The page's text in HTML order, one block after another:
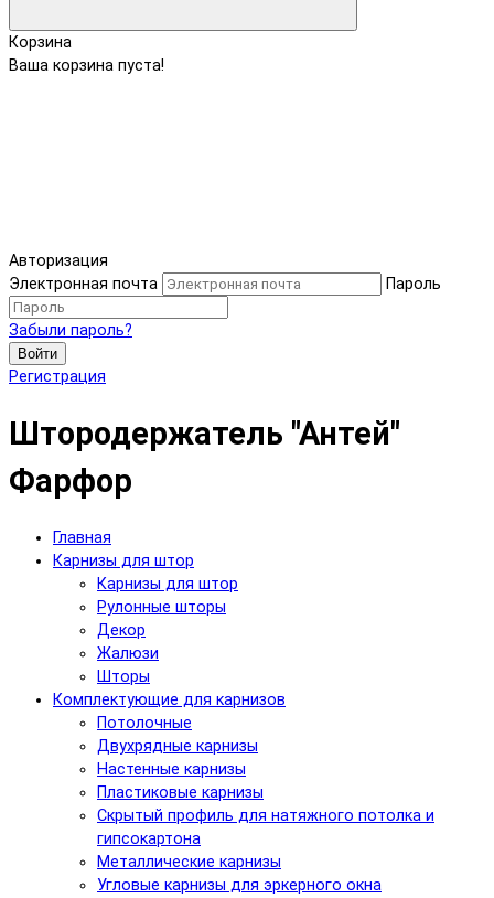
Корзина
Ваша корзина пуста!
Авторизация
Электронная почта
Пароль
Забыли пароль?
Войти
Регистрация
Штородержатель "Антей"
Фарфор
Главная
Карнизы для штор
Карнизы для штор
Рулонные шторы
Декор
Жалюзи
Шторы
Комплектующие для карнизов
Потолочные
Двухрядные карнизы
Настенные карнизы
Пластиковые карнизы
Скрытый профиль для натяжного потолка и
гипсокартона
Металлические карнизы
Угловые карнизы для эркерного окна